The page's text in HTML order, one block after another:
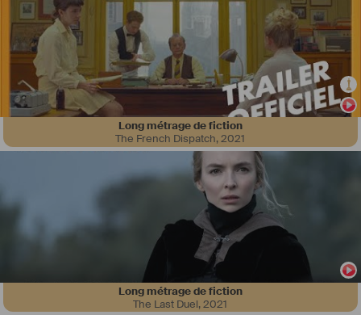
Long métrage de fiction
The French Dispatch,2021
Long métrage de fiction
The Last Duel,2021
Ma polyvalence et ma capacité à travailler dans des conditions
diverses me permettent de répondre efficacement aux besoins
spécifiques de chaque projet. Mon sens de l’écoute et mon fort
esprit d’équipe sont mes atouts dans le cadre de collaborations
professionnelles.
Étant résidante en région Bretagne, je serais honorée de mettre
mes compétences à votre service et de contribuer à l’aboutissement
de votre projet, mais je reste mobile sur la France entière.